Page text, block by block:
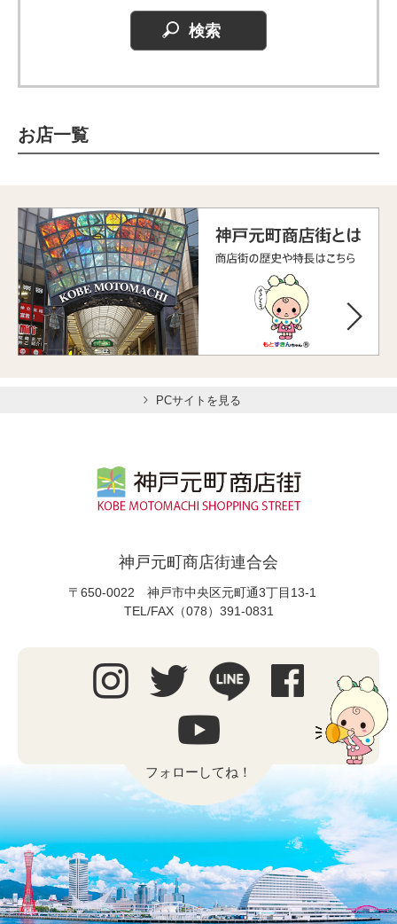
お店一覧
PCサイトを見る
神戸元町商店街連合会
〒650-0022 神戸市中央区元町通3丁目13-1
TEL/FAX（078）391-0831
フォローしてね！